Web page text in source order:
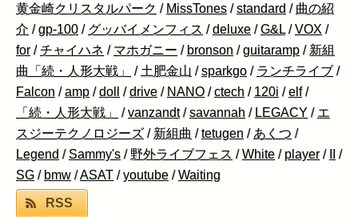
黄金崎クリスタルパーク / MissTones /standard / 曲の紹
介 /gp-100 / グッバイメンフィス /deluxe /G&L /VOX /
for /チャイハネ / マホガニー / bronson /guitaramp / 新組
曲「続・人形大戦」
/ 土肥金山 /sparkgo / ランチライブ /
Falcon /amp /doll /drive / NANO /ctech / 120i /elf /
「続・人形大戦」
/vanzandt /savannah / LEGACY / エ
スジーテクノロジーズ / 新組曲 /tetugen / あくつ /
Legend /Sammy's / 野外ライブフェス /White / player /
/
SG / bmw /ASAT /youtube /Waiting
RSS